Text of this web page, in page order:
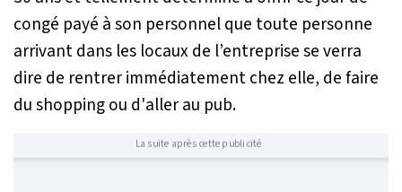
congé payé à son personnel que toute personne
arrivant dans les locaux de l’entreprise se verra
dire de rentrer immédiatement chez elle, de faire
du shopping ou d'aller au pub.
La suite après cette publicité